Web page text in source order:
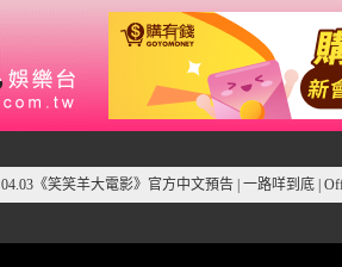
04.03《笑笑羊大電影》官方中文預告 | 一路咩到底 |